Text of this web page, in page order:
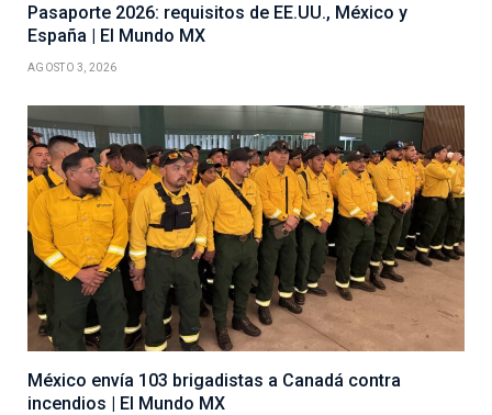
Pasaporte 2026: requisitos de EE.UU., México y
España | El Mundo MX
AGOSTO 3, 2026
México envía 103 brigadistas a Canadá contra
incendios | El Mundo MX